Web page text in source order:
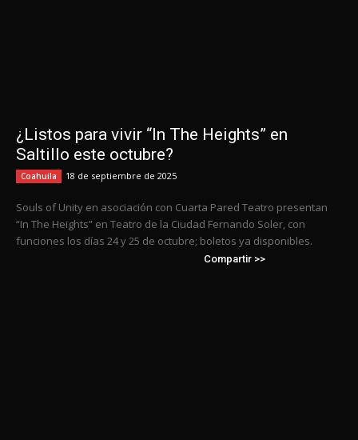
¿Listos para vivir “In The Heights” en
Saltillo este octubre?
Coahuila 18 de septiembre de 2025
Souls of Unity en asociación con Cuarta Pared Teatro presentan
“In The Heights” en Teatro de la Ciudad Fernando Soler, con
funciones los días 24 y 25 de octubre; boletos ya disponibles.
Compartir >>